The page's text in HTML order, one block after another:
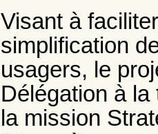
Visant à
simplification
usagers, le
Délégation à
la mission